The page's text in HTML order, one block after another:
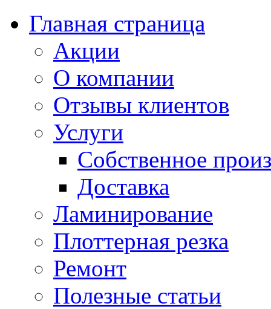
Главная страница
Акции
О компании
Отзывы клиентов
Услуги
Собственное
Доставка
Ламинирование
Плоттерная резка
Ремонт
Полезные статьи